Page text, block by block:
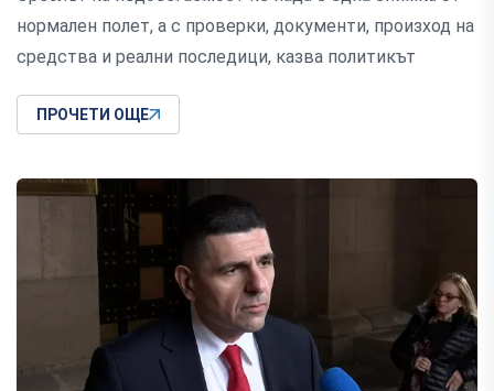
нормален полет, а с проверки, документи, произход на
средства и реални последици, казва политикът
ПРОЧЕТИ ОЩЕ